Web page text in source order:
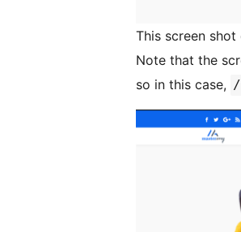
This screen
Note that the
so in this case,